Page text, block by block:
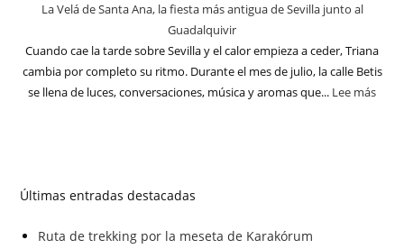
La Velá de Santa Ana, la fiesta más antigua de Sevilla junto al
Guadalquivir
Cuando cae la tarde sobre Sevilla y el calor empieza a ceder, Triana
cambia por completo su ritmo. Durante el mes de julio, la calle Betis
se llena de luces, conversaciones, música y aromas que... Lee más
Últimas entradas destacadas
Ruta de trekking por la meseta de Karakórum